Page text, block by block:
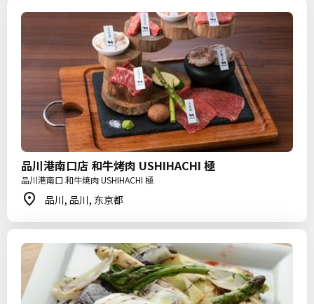
品川港南口店 和牛烤肉 USHIHACHI 極
品川港南口 和牛焼肉 USHIHACHI 極
品川, 品川, 东京都